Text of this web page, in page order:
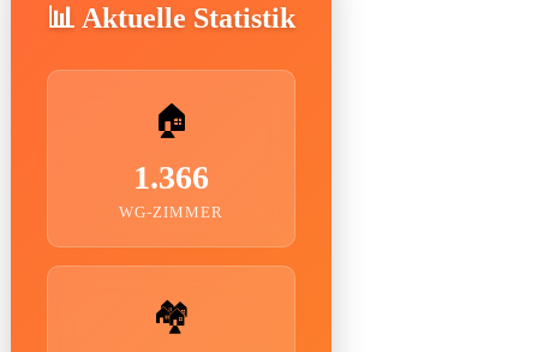
📊 Aktuelle Statistik
🏠
1.366
WG-ZIMMER
🏘️